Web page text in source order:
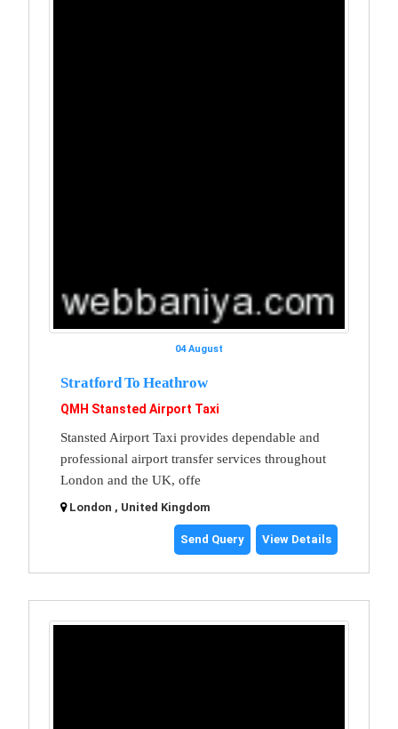
04 August
Stratford To Heathrow
QMH Stansted Airport Taxi
Stansted Airport Taxi provides dependable and
professional airport transfer services throughout
London and the UK, offe
London , United Kingdom
Send Query View Details